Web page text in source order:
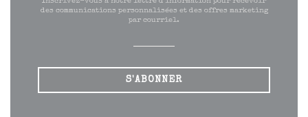
des communications personnalisées et des offres marketing
par courriel.
S'ABONNER